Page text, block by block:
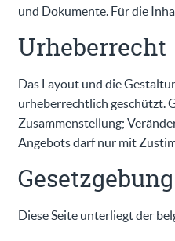
und Dokumente. Für die
Urheberrecht
Das Layout und die
urheberrechtlich geschützt.
Zusammenstellung;
Angebots darf nur mit
Gesetzgebung
Diese Seite unterliegt der